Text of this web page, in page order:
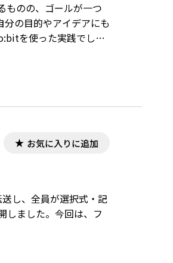
ものの、ゴールが一つ
の目的やアイデアにも
を使った実践でし
お気に入りに追加
し、全員が選択式・記
しました。今回は、フ